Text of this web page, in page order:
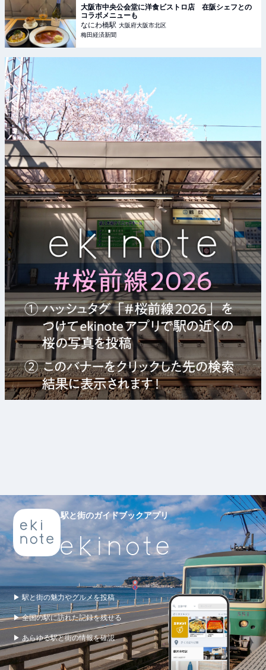
大阪市中央公会堂に洋食ビストロ店 在阪シェフとの
コラボメニューも
なにわ橋駅 大阪府大阪市北区
梅田経済新聞
駅と街のガイドブックアプリ
▶ 駅と街の魅力やグルメを投稿
▶ 全国の駅に訪れた記録を残せる
▶ あらゆる駅と街の情報を確認